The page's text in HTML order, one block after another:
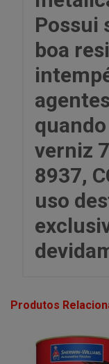
Possui
boa
verniz
8937,
uso
Produtos